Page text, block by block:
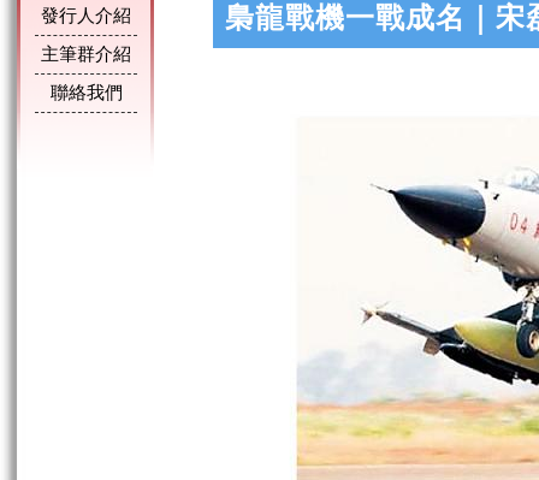
發行人介紹
主筆群介紹
聯絡我們
梟龍戰機一戰成名｜宋